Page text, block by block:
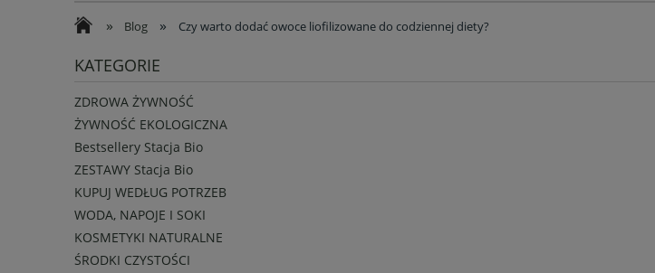
» Blog » Czy warto dodać owoce liofilizowane do codziennej diety?
KATEGORIE
ZDROWA ŻYWNOŚĆ
ŻYWNOŚĆ EKOLOGICZNA
Bestsellery Stacja Bio
ZESTAWY Stacja Bio
KUPUJ WEDŁUG POTRZEB
WODA, NAPOJE I SOKI
KOSMETYKI NATURALNE
ŚRODKI CZYSTOŚCI